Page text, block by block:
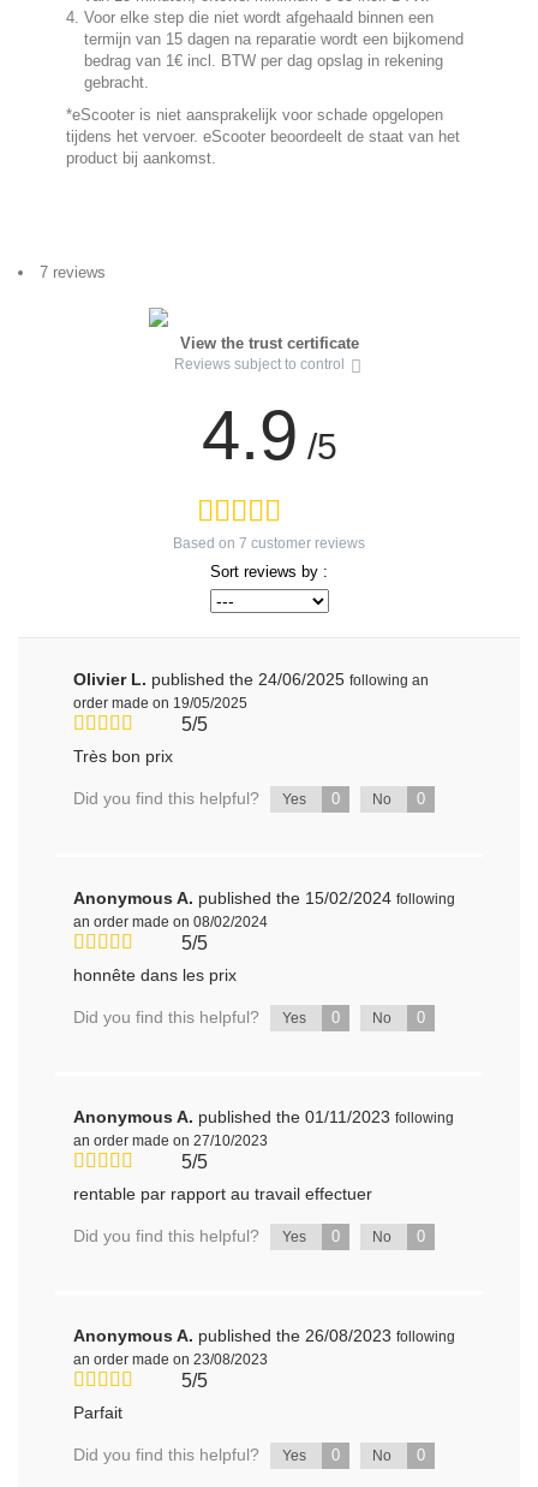
Voor elke step die niet wordt afgehaald binnen een
termijn van 15 dagen na reparatie wordt een bijkomend
bedrag van 1€ incl. BTW per dag opslag in rekening
gebracht.
*eScooter is niet aansprakelijk voor schade opgelopen
tijdens het vervoer. eScooter beoordeelt de staat van het
product bij aankomst.
7 reviews
View the trust certificate
Reviews subject to control
4.9 /5
Based on 7 customer reviews
Sort reviews by :
Olivier L. published the 24/06/2025 following an
order made on 19/05/2025
5/5
Très bon prix
Did you find this helpful? Yes 0 No 0
Anonymous A. published the 15/02/2024 following
an order made on 08/02/2024
5/5
honnête dans les prix
Did you find this helpful? Yes 0 No 0
Anonymous A. published the 01/11/2023 following
an order made on 27/10/2023
5/5
rentable par rapport au travail effectuer
Did you find this helpful? Yes 0 No 0
Anonymous A. published the 26/08/2023 following
an order made on 23/08/2023
5/5
Parfait
Did you find this helpful? Yes 0 No 0